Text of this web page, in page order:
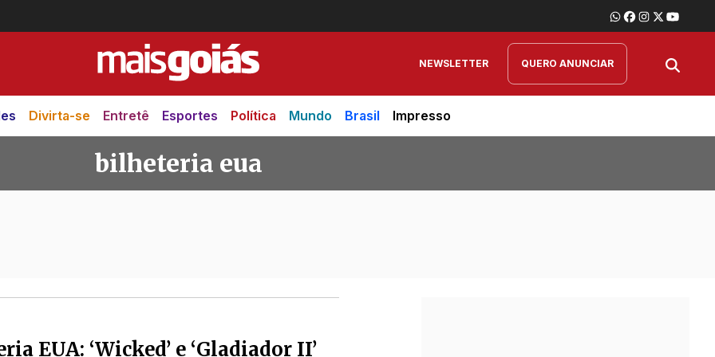
NEWSLETTER QUERO ANUNCIAR
Divirta-se Entretê Esportes Política Mundo Brasil Impresso
bilheteria eua
EUA: ‘Wicked’ e ‘Gladiador II’